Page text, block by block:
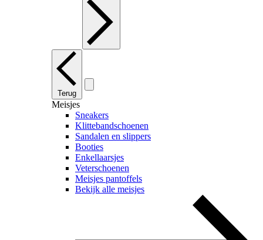
Terug
Meisjes
Sneakers
Klittebandschoenen
Sandalen en slippers
Booties
Enkellaarsjes
Veterschoenen
Meisjes pantoffels
Bekijk alle meisjes